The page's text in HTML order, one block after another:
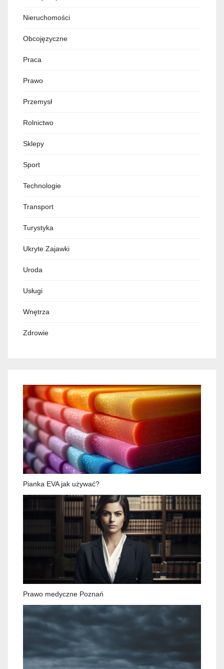
Nieruchomości
Obcojęzyczne
Praca
Prawo
Przemysł
Rolnictwo
Sklepy
Sport
Technologie
Transport
Turystyka
Ukryte Zajawki
Uroda
Usługi
Wnętrza
Zdrowie
Pianka EVA jak używać?
Prawo medyczne Poznań